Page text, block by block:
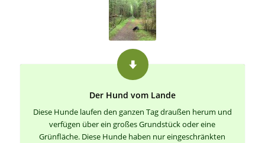
Der Hund vom Lande
Diese Hunde laufen den ganzen Tag draußen herum und
verfügen über ein großes Grundstück oder eine
Grünfläche. Diese Hunde haben nur eingeschränkten